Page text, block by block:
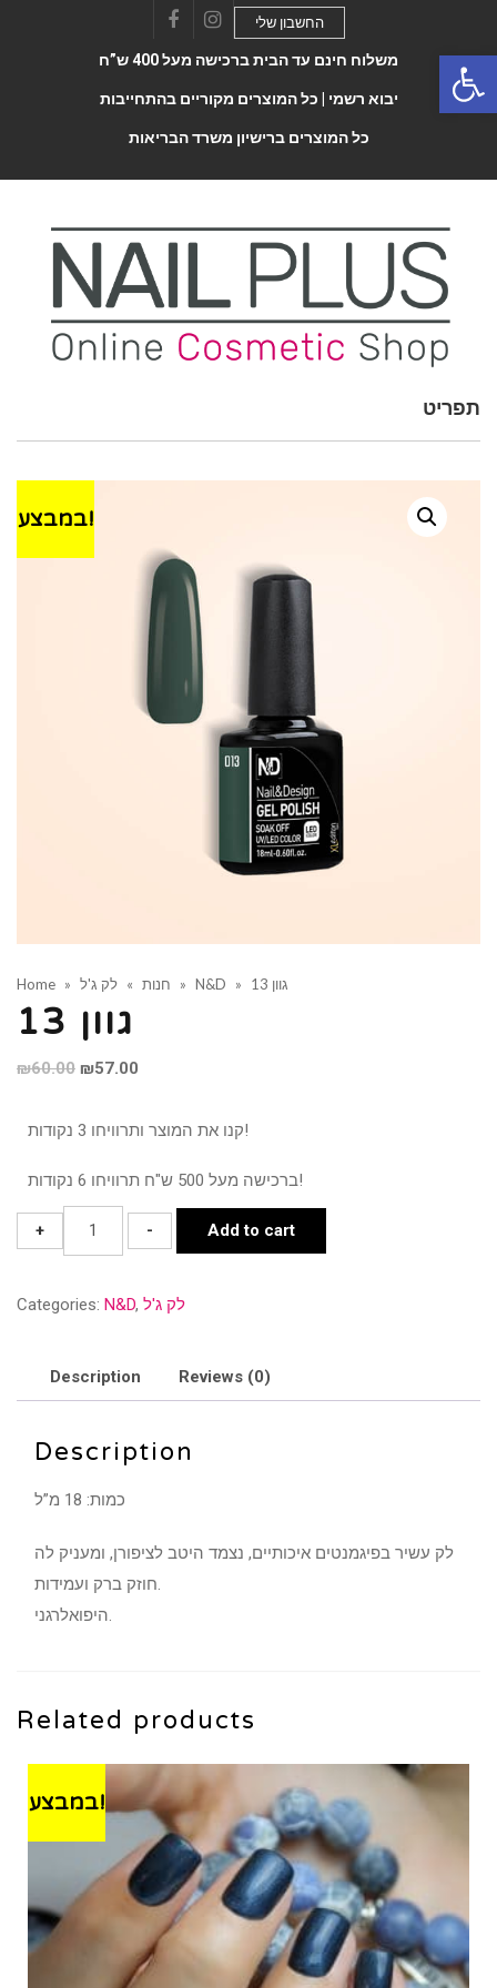
FacebookInstagram
החשבון שלי
משלוח חינם עד הבית ברכישה מעל 400 ש”ח
יבוא רשמי | כל המוצרים מקוריים בהתחייבות
כל המוצרים ברישיון משרד הבריאות
Toggle
תפריט
במבצע!
Home » חנות » לק ג'ל » N&D » גוון 13
גוון 13
₪60.00 ₪57.00
קנו את המוצר ותרוויחו 3 נקודות!
ברכישה מעל 500 ש"ח תרוויחו 6 נקודות!
+
13
- Add to cart
Categories: N&D, לק ג'ל
Description Reviews (0)
Description
כמות: 18 מ”ל
לק עשיר בפיגמנטים איכותיים, נצמד היטב לציפורן, ומעניק לה
Related products
במבצע!